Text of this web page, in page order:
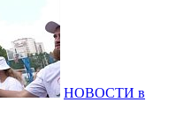
НОВОСТИ в